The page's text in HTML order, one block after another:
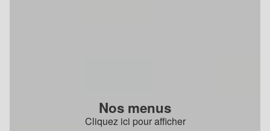
Nos menus
Cliquez ici pour afficher